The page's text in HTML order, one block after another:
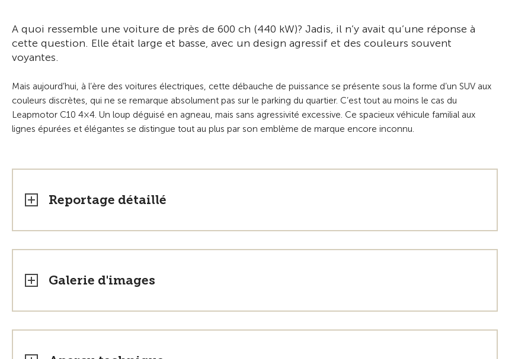
A quoi ressemble une voiture de près de 600 ch (440 kW)? Jadis, il n’y avait qu’une réponse à
cette question. Elle était large et basse, avec un design agressif et des couleurs souvent
voyantes.
Mais aujourd’hui, à l’ère des voitures électriques, cette débauche de puissance se présente sous la forme d’un SUV aux
couleurs discrètes, qui ne se remarque absolument pas sur le parking du quartier. C’est tout au moins le cas du
Leapmotor C10 4×4. Un loup déguisé en agneau, mais sans agressivité excessive. Ce spacieux véhicule familial aux
lignes épurées et élégantes se distingue tout au plus par son emblème de marque encore inconnu.
Reportage détaillé
Galerie d'images